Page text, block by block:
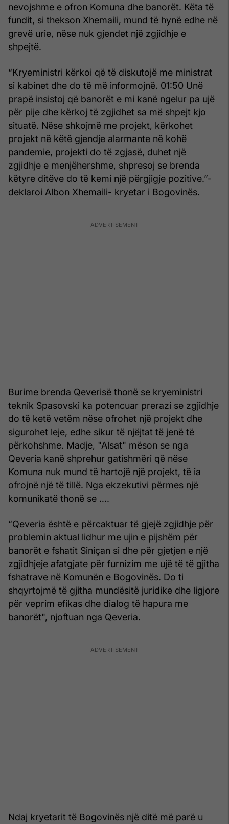
nevojshme e ofron Komuna dhe banorët. Këta të
fundit, si thekson Xhemaili, mund të hynë edhe në
grevë urie, nëse nuk gjendet një zgjidhje e
shpejtë.
“Kryeministri kërkoi që të diskutojë me ministrat
si kabinet dhe do të më informojnë. 01:50 Unë
prapë insistoj që banorët e mi kanë ngelur pa ujë
për pije dhe kërkoj të zgjidhet sa më shpejt kjo
situatë. Nëse shkojmë me projekt, kërkohet
projekt në këtë gjendje alarmante në kohë
pandemie, projekti do të zgjasë, duhet një
zgjidhje e menjëhershme, shpresoj se brenda
këtyre ditëve do të kemi një përgjigje pozitive.”-
deklaroi Albon Xhemaili- kryetar i Bogovinës.
Burime brenda Qeverisë thonë se kryeministri
teknik Spasovski ka potencuar prerazi se zgjidhje
do të ketë vetëm nëse ofrohet një projekt dhe
sigurohet leje, edhe sikur të njëjtat të jenë të
përkohshme. Madje, "Alsat" mëson se nga
Qeveria kanë shprehur gatishmëri që nëse
Komuna nuk mund të hartojë një projekt, të ia
ofrojnë një të tillë. Nga ekzekutivi përmes një
komunikatë thonë se ….
“Qeveria është e përcaktuar të gjejë zgjidhje për
problemin aktual lidhur me ujin e pijshëm për
banorët e fshatit Siniçan si dhe për gjetjen e një
zgjidhjeje afatgjate për furnizim me ujë të të gjitha
fshatrave në Komunën e Bogovinës. Do ti
shqyrtojmë të gjitha mundësitë juridike dhe ligjore
për veprim efikas dhe dialog të hapura me
banorët", njoftuan nga Qeveria.
Ndaj kryetarit të Bogovinës një ditë më parë u